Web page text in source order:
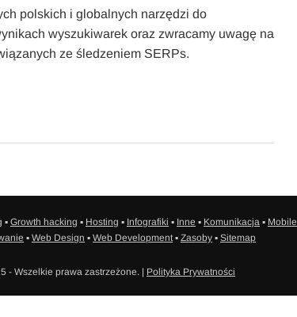
polskich i globalnych narzędzi do
wyszukiwarek oraz zwracamy uwagę na
ze śledzeniem SERPs.
▪ Growth hacking ▪ Hosting ▪ Infografiki ▪ Inne ▪ Komunikacja ▪ Mobile
▪ Web Design ▪ Web Development▪ Zasoby ▪ Sitemap
- Wszelkie prawa zastrzeżone. | Polityka Prywatności